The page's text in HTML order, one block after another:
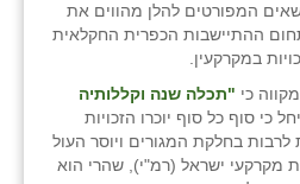
המפורטים להלן מהווים את
ההתיישבות הכפרית החקלאית
במקרקעין.
כי "תכלה שנה וקללותיה
כי סוף כל סוף יוכרו הזכויות
בחלקת המגורים ויוסר העול
מקרקעי ישראל (רמ"י), שהרי הוא